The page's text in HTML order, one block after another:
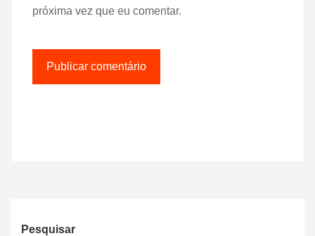
próxima vez que eu comentar.
Pesquisar